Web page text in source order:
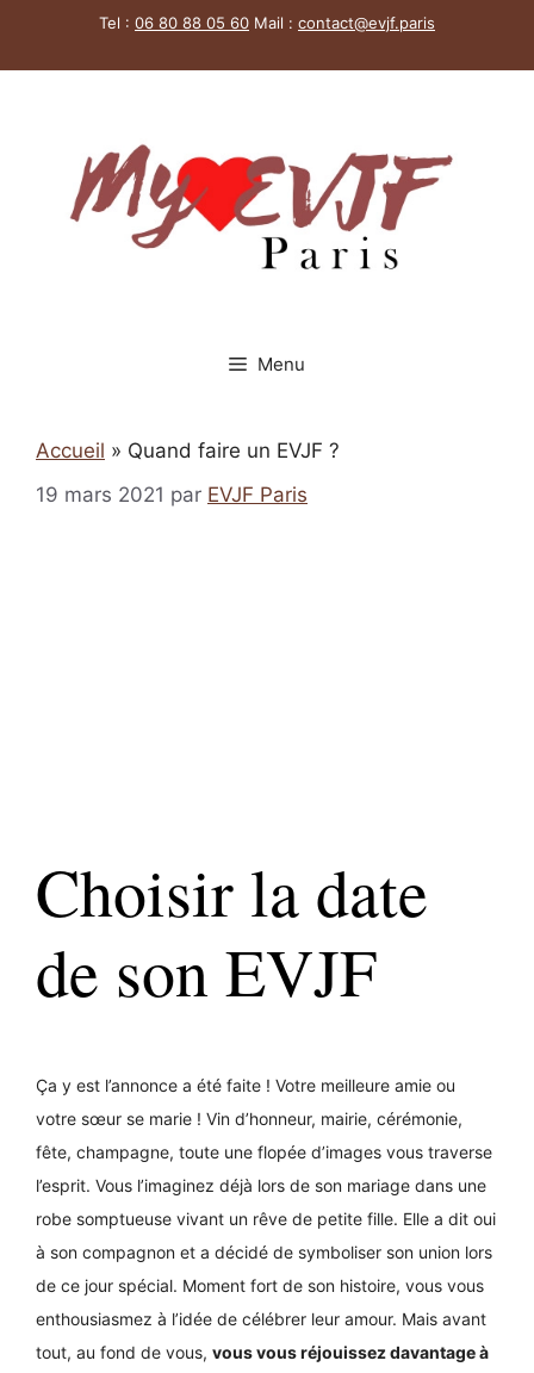
contenu
Tel : 06 80 88 05 60 Mail : contact@evjf.paris
Menu
Accueil » Quand faire un EVJF ?
19 mars 2021 par EVJF Paris
Choisir la date
de son EVJF
Ça y est l’annonce a été faite ! Votre meilleure amie ou
votre sœur se marie ! Vin d’honneur, mairie, cérémonie,
fête, champagne, toute une flopée d’images vous traverse
l’esprit. Vous l’imaginez déjà lors de son mariage dans une
robe somptueuse vivant un rêve de petite fille. Elle a dit oui
à son compagnon et a décidé de symboliser son union lors
de ce jour spécial. Moment fort de son histoire, vous vous
enthousiasmez à l’idée de célébrer leur amour. Mais avant
tout, au fond de vous, vous vous réjouissez davantage à